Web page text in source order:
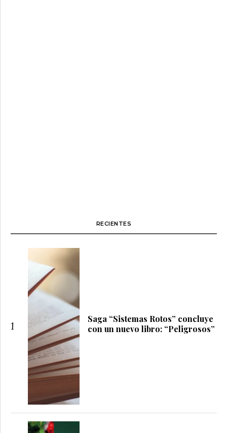
RECIENTES
1
Saga “Sistemas Rotos” concluye
con un nuevo libro: “Peligrosos”